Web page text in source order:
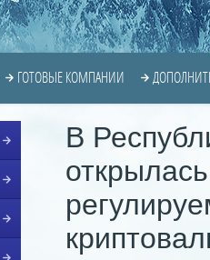
ГОТОВЫЕ КОМПАНИИ
В